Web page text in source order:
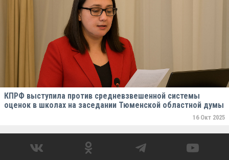
КПРФ выступила против средневзвешенной системы
оценок в школах на заседании Тюменской областной думы
16 Окт 2025